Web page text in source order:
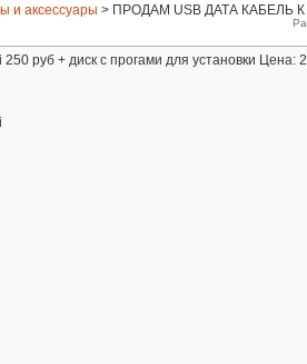
и аксессуары > ПРОДАМ USB ДАТА КАБЕЛЬ К
руб + диск с прогами для установки Цена: